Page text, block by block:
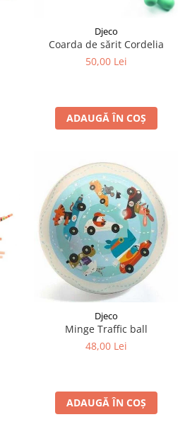
Djeco
Coarda de sărit Cordelia
50,00 Lei
ADAUGĂ ÎN COȘ
Djeco
Minge Traffic ball
48,00 Lei
ADAUGĂ ÎN COȘ